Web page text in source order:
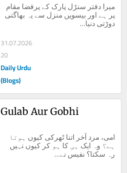
دوڑتی دنیا...
31.07.2026
20
Daily Urdu
(Blogs)
Gulab Aur Gobhi
رہ سکتا؟ نفیس نے...